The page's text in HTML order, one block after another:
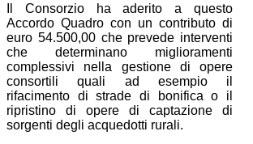
Il Consorzio ha aderito a questo
Accordo Quadro con un contributo di
euro 54.500,00 che prevede interventi
che determinano miglioramenti
complessivi nella gestione di opere
consortili quali ad esempio il
rifacimento di strade di bonifica o il
ripristino di opere di captazione di
sorgenti degli acquedotti rurali.